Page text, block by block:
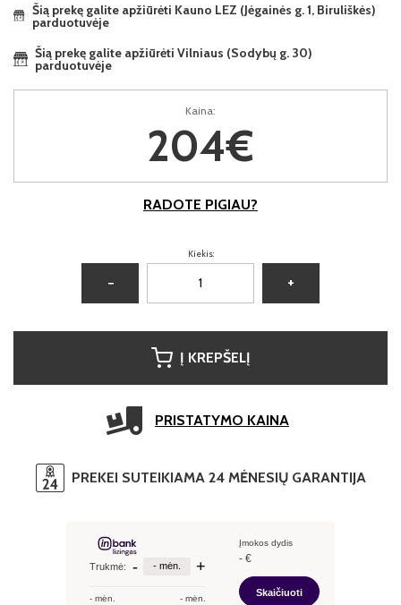
Šią prekę galite apžiūrėti Kauno LEZ (Jėgainės g. 1, Biruliškės)
parduotuvėje
Šią prekę galite apžiūrėti Vilniaus (Sodybų g. 30)
parduotuvėje
Kaina:
204€
RADOTE PIGIAU?
Kiekis:
− +
Į KREPŠELĮ
PRISTATYMO KAINA
PREKEI SUTEIKIAMA 24 MĖNESIŲ GARANTIJA